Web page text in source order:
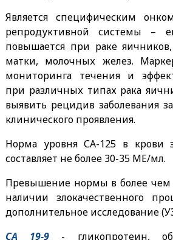
Является специфическим
репродуктивной системы –
повышается при раке
матки, молочных желез.
мониторинга течения и
при различных типах рака
выявить рецидив заболевания
клинического проявления.
Норма уровня СА-125 в крови
составляет не более 30-35 МЕ/мл.
Превышение нормы в более чем
наличии злокачественного
дополнительное исследование
СА 19-9 - гликопротеин,